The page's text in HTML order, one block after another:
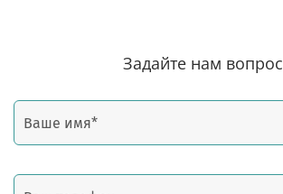
Задайте нам вопрос